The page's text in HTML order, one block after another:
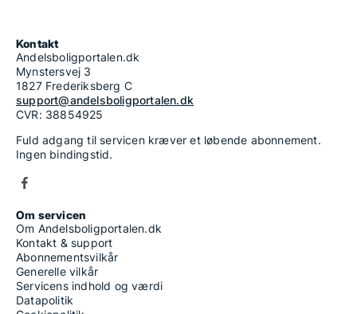
Kontakt
Andelsboligportalen.dk
Mynstersvej 3
1827 Frederiksberg C
support@andelsboligportalen.dk
CVR: 38854925
Fuld adgang til servicen kræver et løbende abonnement.
Ingen bindingstid.
Om servicen
Om Andelsboligportalen.dk
Kontakt & support
Abonnementsvilkår
Generelle vilkår
Servicens indhold og værdi
Datapolitik